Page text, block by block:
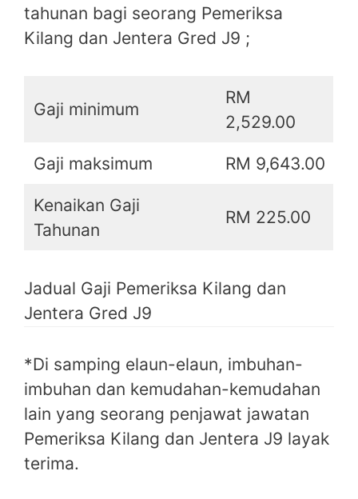
tahunan bagi seorang Pemeriksa
Kilang dan Jentera Gred J9 ;
Gaji minimum
RM
2,529.00
Gaji maksimum RM 9,643.00
Kenaikan Gaji
Tahunan
RM 225.00
Jadual Gaji Pemeriksa Kilang dan
Jentera Gred J9
*Di samping elaun-elaun, imbuhan-
imbuhan dan kemudahan-kemudahan
lain yang seorang penjawat jawatan
Pemeriksa Kilang dan Jentera J9 layak
terima.